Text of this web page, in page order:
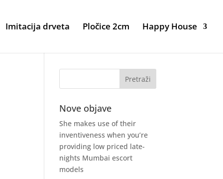
Imitacija drveta Pločice 2cm Happy House
Nove objave
She makes use of their
inventiveness when you’re
providing low priced late-
nights Mumbai escort
models